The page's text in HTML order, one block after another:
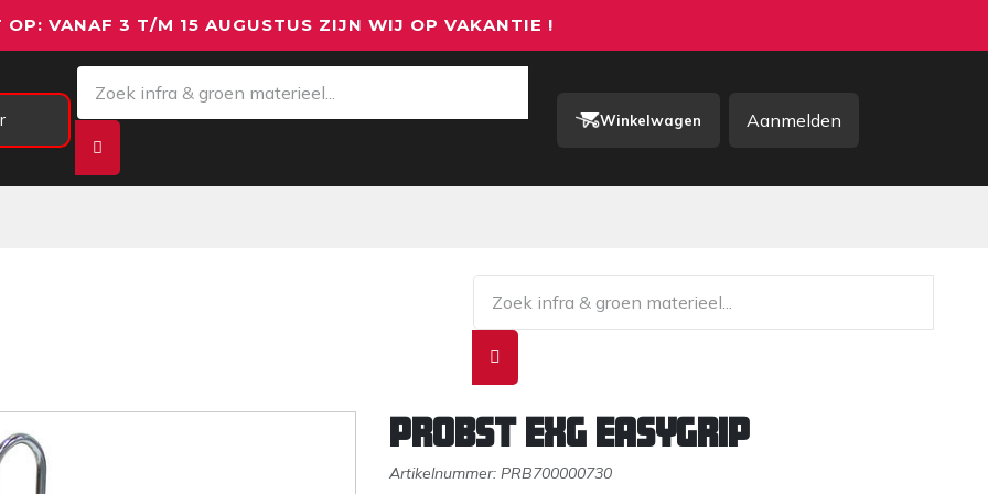
OP: VANAF 3 T/M 15 AUGUSTUS ZIJN WIJ OP VAKANTIE !
Winkelwagen Aanmelden
PROBST EXG EasyGrip
Artikelnummer: PRB700000730